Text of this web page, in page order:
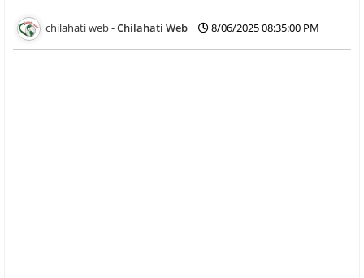
Chilahati Web 8/06/2025 08:35:00 PM